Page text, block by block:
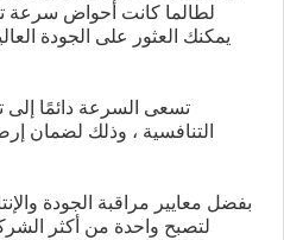
لطالما كانت أحواض سرعة
يمكنك العثور على الجودة
تسعى السرعة دائمًا إلى
التنافسية ، وذلك لضمان
بفضل معايير مراقبة الجودة
لتصبح واحدة من أكثر